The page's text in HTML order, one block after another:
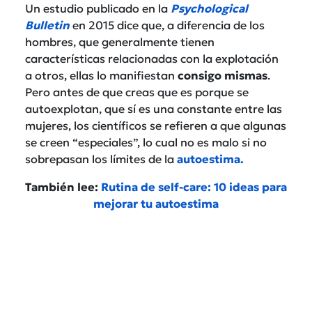
Un estudio publicado en la Psychological
Bulletin en 2015 dice que, a diferencia de los
hombres, que generalmente tienen
características relacionadas con la explotación
a otros, ellas lo manifiestan consigo mismas.
Pero antes de que creas que es porque se
autoexplotan, que sí es una constante entre las
mujeres, los científicos se refieren a que algunas
se creen “especiales”, lo cual no es malo si no
sobrepasan los límites de la autoestima.
También lee: Rutina de self-care: 10 ideas para
mejorar tu autoestima